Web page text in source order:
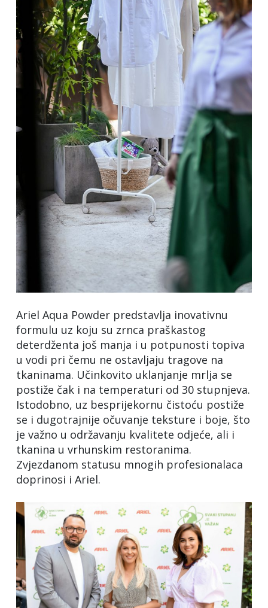
Ariel Aqua Powder predstavlja inovativnu
formulu uz koju su zrnca praškastog
deterdženta još manja i u potpunosti topiva
u vodi pri čemu ne ostavljaju tragove na
tkaninama. Učinkovito uklanjanje mrlja se
postiže čak i na temperaturi od 30 stupnjeva.
Istodobno, uz besprijekornu čistoću postiže
se i dugotrajnije očuvanje teksture i boje, što
je važno u održavanju kvalitete odjeće, ali i
tkanina u vrhunskim restoranima.
Zvjezdanom statusu mnogih profesionalaca
doprinosi i Ariel.